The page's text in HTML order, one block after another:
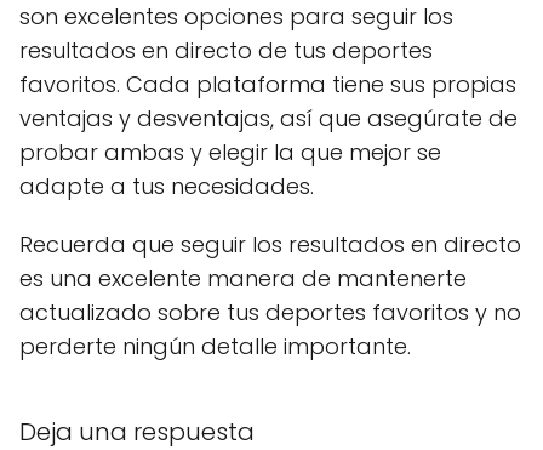
son excelentes opciones para seguir los
resultados en directo de tus deportes
favoritos. Cada plataforma tiene sus propias
ventajas y desventajas, así que asegúrate de
probar ambas y elegir la que mejor se
adapte a tus necesidades.
Recuerda que seguir los resultados en directo
es una excelente manera de mantenerte
actualizado sobre tus deportes favoritos y no
perderte ningún detalle importante.
Deja una respuesta